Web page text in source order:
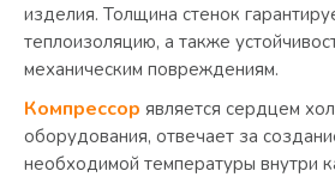
изделия. Толщина стенок
теплоизоляцию, а также
механическим повреждениям.
Компрессор является сердцем
оборудования, отвечает за
необходимой температуры внутри